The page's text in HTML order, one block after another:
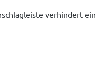
verhindert